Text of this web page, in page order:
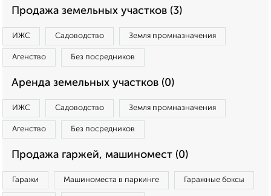
Продажа земельных участков (3)
ИЖС Садоводство Земля промназначения
Агенство Без посредников
Аренда земельных участков (0)
ИЖС Садоводство Земля промназначения
Агенство Без посредников
Продажа гаржей, машиномест (0)
Гаражи Машиноместа в паркинге Гаражные боксы